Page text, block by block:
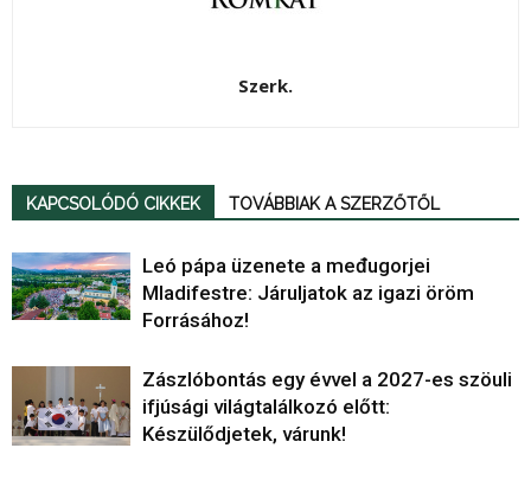
Szerk.
KAPCSOLÓDÓ CIKKEK TOVÁBBIAK A SZERZŐTŐL
Leó pápa üzenete a međugorjei
Mladifestre: Járuljatok az igazi öröm
Forrásához!
Zászlóbontás egy évvel a 2027-es szöuli
ifjúsági világtalálkozó előtt:
Készülődjetek, várunk!